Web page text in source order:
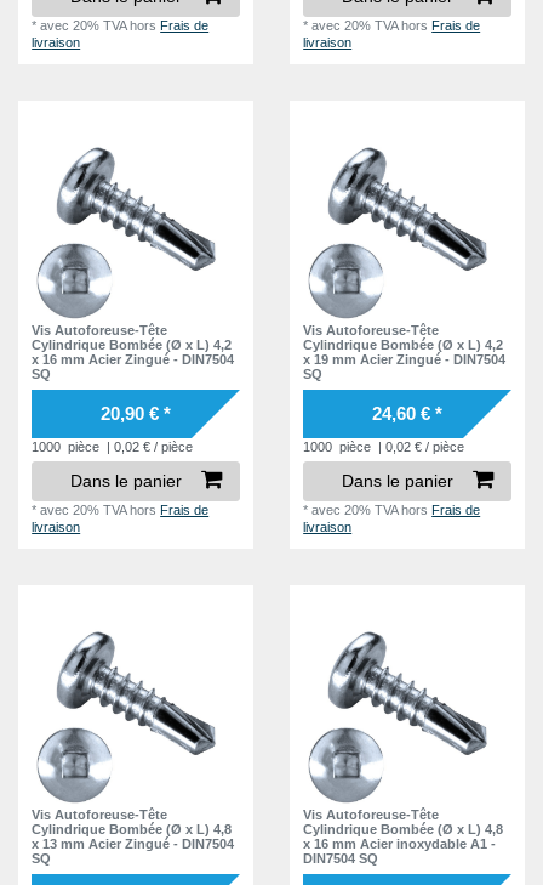
*avec 20% TVAhorsFrais de
livraison
*avec 20% TVAhorsFrais de
livraison
Vis Autoforeuse-Tête
Cylindrique Bombée (Ø x L) 4,2
x 16 mm Acier Zingué - DIN7504
SQ
20,90 € *
1000 pièce | 0,02 € / pièce
Dans le panier
*avec 20% TVAhorsFrais de
livraison
Vis Autoforeuse-Tête
Cylindrique Bombée (Ø x L) 4,2
x 19 mm Acier Zingué - DIN7504
SQ
24,60 € *
1000 pièce | 0,02 € / pièce
Dans le panier
*avec 20% TVAhorsFrais de
livraison
Vis Autoforeuse-Tête
Cylindrique Bombée (Ø x L) 4,8
x 13 mm Acier Zingué - DIN7504
SQ
Vis Autoforeuse-Tête
Cylindrique Bombée (Ø x L) 4,8
x 16 mm Acier inoxydable A1 -
DIN7504 SQ